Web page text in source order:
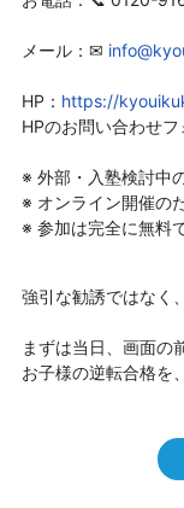
メール：✉
HP： https://
HPのお問い合わせ
※ 外部・入塾検討中
※ オンライン開催の
※ 参加は完全に無料で
強引な勧誘ではなく
まずは当日、画面の